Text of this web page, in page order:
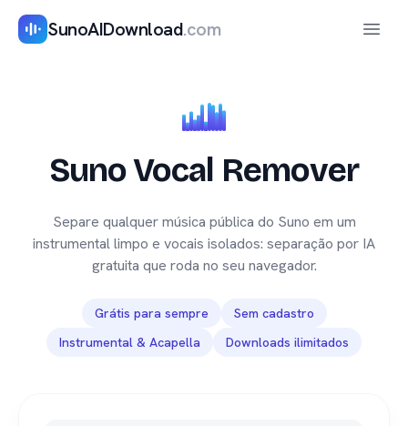
SunoAIDownload.com Abrir
Suno Vocal Remover
Separe qualquer música pública do Suno em um
instrumental limpo e vocais isolados: separação por IA
gratuita que roda no seu navegador.
Grátis para sempre
Sem cadastro
Instrumental & Acapella
Downloads ilimitados